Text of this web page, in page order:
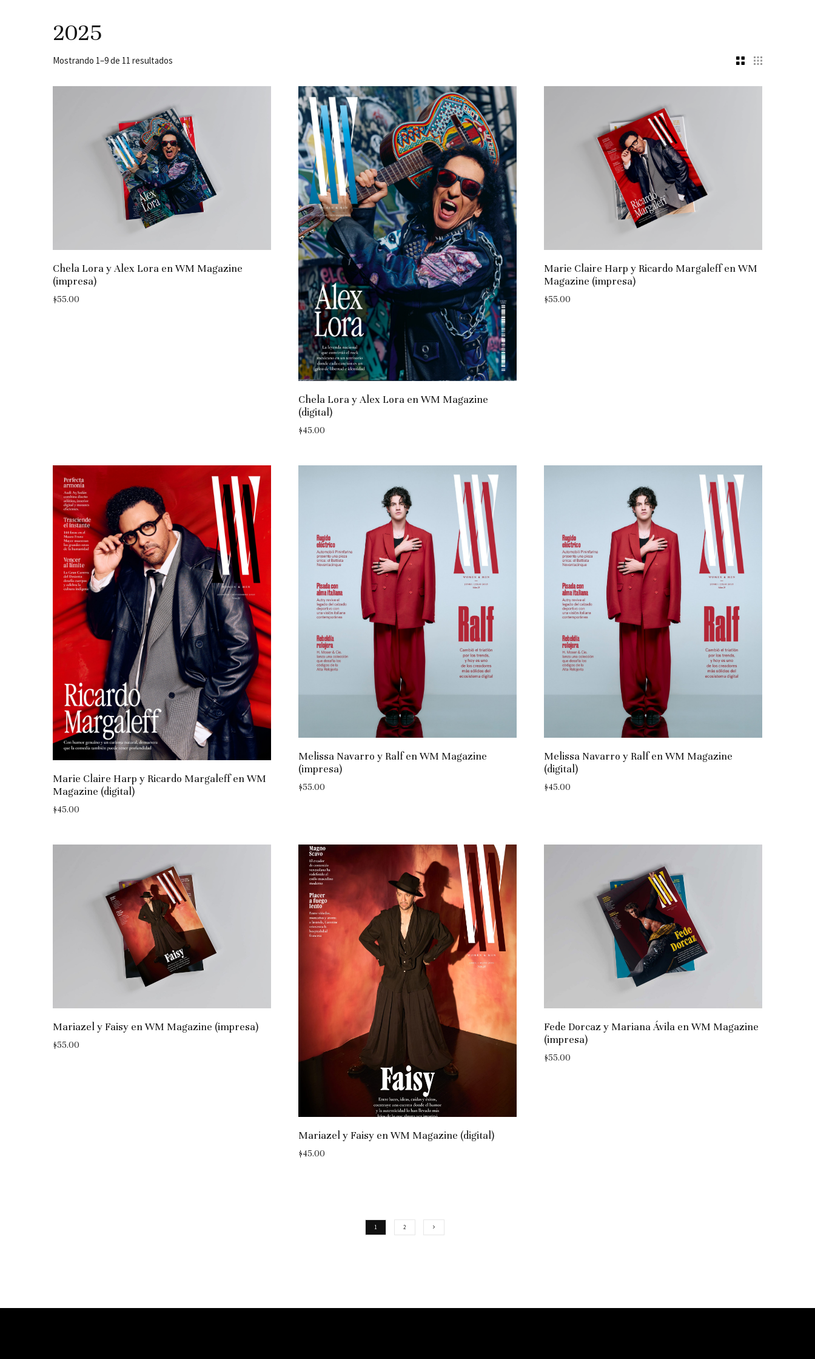
2025
Mostrando 1–9 de 11 resultados
Chela Lora y Alex Lora en WM Magazine
(impresa)
$55.00
Chela Lora y Alex Lora en WM Magazine
(digital)
$45.00
Marie Claire Harp y Ricardo Margaleff en WM
Magazine (impresa)
$55.00
Marie Claire Harp y Ricardo Margaleff en WM
Magazine (digital)
$45.00
Melissa Navarro y Ralf en WM Magazine
(impresa)
$55.00
Melissa Navarro y Ralf en WM Magazine
(digital)
$45.00
Mariazel y Faisy en WM Magazine (impresa)
$55.00
Mariazel y Faisy en WM Magazine (digital)
$45.00
Fede Dorcaz y Mariana Ávila en WM Magazine
(impresa)
$55.00
1 2